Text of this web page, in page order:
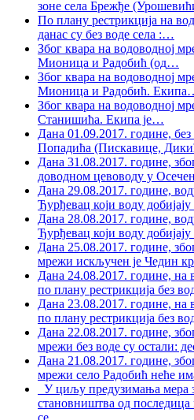
зоне села Брежђе
По плану рестрикција на
данас су без воде села :…
Због квара на водоводној
Мионица и Радобић (од…
Због квара на водоводној
Мионица и Радобић. Екипа
Због квара на водоводној
Станишића. Екипа је…
Дана 01.09.2017. године,
Попадића (Пискавице,
Дана 31.08.2017. године,
доводном цевоводу у
Дана 29.08.2017. године,
Ђурђевац који воду добијају
Дана 28.08.2017. године,
Ђурђевац који воду добијају
Дана 25.08.2017. године,
мрежи искључен је Чедин
Дана 24.08.2017. године, на
по плану рестрикција без
Дана 23.08.2017. године, на
по плану рестрикција без
Дана 22.08.2017. године,
мрежи без воде су остали:
Дана 21.08.2017. године,
мрежи село Радобић неће
У циљу предузимања мера
становништва од
се…